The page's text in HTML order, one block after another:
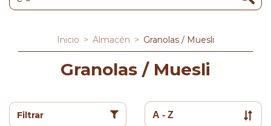
Inicio > Almacén > Granolas / Muesli
Granolas / Muesli
Filtrar